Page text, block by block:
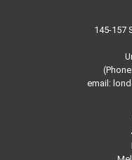
145-157
email: